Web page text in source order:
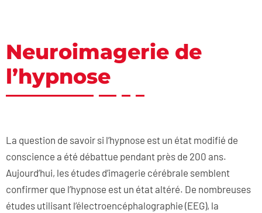
Neuroimagerie de
l’hypnose
La question de savoir si l’hypnose est un état modifié de
conscience a été débattue pendant près de 200 ans.
Aujourd’hui, les études d’imagerie cérébrale semblent
confirmer que l’hypnose est un état altéré. De nombreuses
études utilisant l’électroencéphalographie (EEG), la